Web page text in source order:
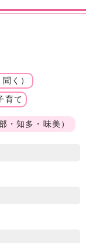
く）
育て
・知多・味美）